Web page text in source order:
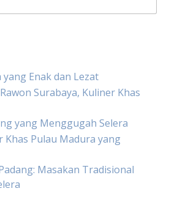
yang Enak dan Lezat
Surabaya, Kuliner Khas
yang Menggugah Selera
Khas Pulau Madura yang
Masakan Tradisional